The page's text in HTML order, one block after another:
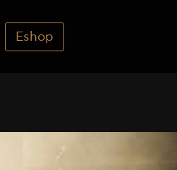
Eshop